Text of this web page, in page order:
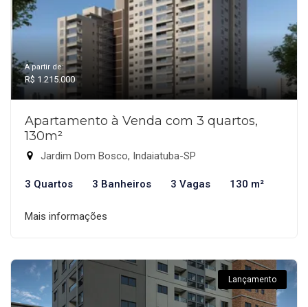
A partir de:
R$ 1.215.000
Apartamento à Venda com 3 quartos,
130m²
Jardim Dom Bosco, Indaiatuba-SP
3 Quartos 3 Banheiros 3 Vagas 130 m²
Mais informações
Lançamento